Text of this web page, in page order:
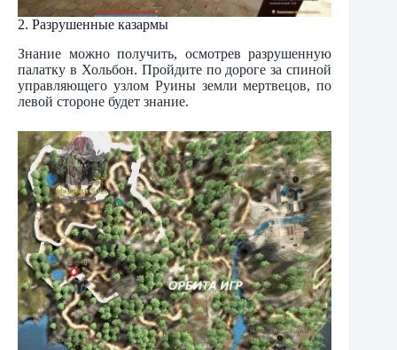
2. Разрушенные казармы
Знание можно получить, осмотрев разрушенную
палатку в Хольбон. Пройдите по дороге за спиной
управляющего узлом Руины земли мертвецов, по
левой стороне будет знание.